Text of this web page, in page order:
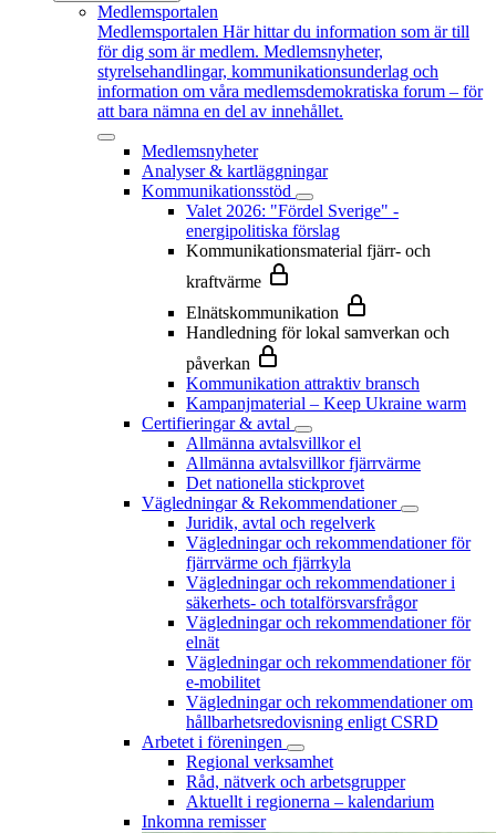
Medlemsportalen
Medlemsportalen Här hittar du information som är till
för dig som är medlem. Medlemsnyheter,
styrelsehandlingar, kommunikationsunderlag och
information om våra medlemsdemokratiska forum – för
att bara nämna en del av innehållet.
Medlemsnyheter
Analyser & kartläggningar
Kommunikationsstöd
Valet 2026: "Fördel Sverige" -
energipolitiska förslag
Kommunikationsmaterial fjärr- och
kraftvärme
Elnätskommunikation
Handledning för lokal samverkan och
påverkan
Kommunikation attraktiv bransch
Kampanjmaterial – Keep Ukraine warm
Certifieringar & avtal
Allmänna avtalsvillkor el
Allmänna avtalsvillkor fjärrvärme
Det nationella stickprovet
Vägledningar & Rekommendationer
Juridik, avtal och regelverk
Vägledningar och rekommendationer för
fjärrvärme och fjärrkyla
Vägledningar och rekommendationer i
säkerhets- och totalförsvarsfrågor
Vägledningar och rekommendationer för
elnät
Vägledningar och rekommendationer för
e-mobilitet
Vägledningar och rekommendationer om
hållbarhetsredovisning enligt CSRD
Arbetet i föreningen
Regional verksamhet
Råd, nätverk och arbetsgrupper
Aktuellt i regionerna – kalendarium
Inkomna remisser